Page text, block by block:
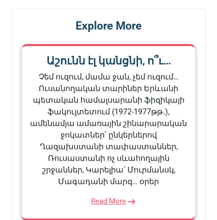
Explore More
Աշունն էլ կանցնի, ո՞ւ…
Չեմ ուզում, մամա ջան, չեմ ուզում…
Ուսանողական տարիներ Երևանի
պետական համալսարանի ֆիզիկայի
ֆակուլտետում (1972-1977թթ․),
ամենամյա ամառային շինարարական
ջոկատներ՝ ընկերներով
Ղազախստանի տափաստաններ,
Ռուսաստանի ոչ սևահողային
շրջաններ, Կարելիա՝ Մուրմանսկ,
Մագադանի մարզ… օրեր
Read More